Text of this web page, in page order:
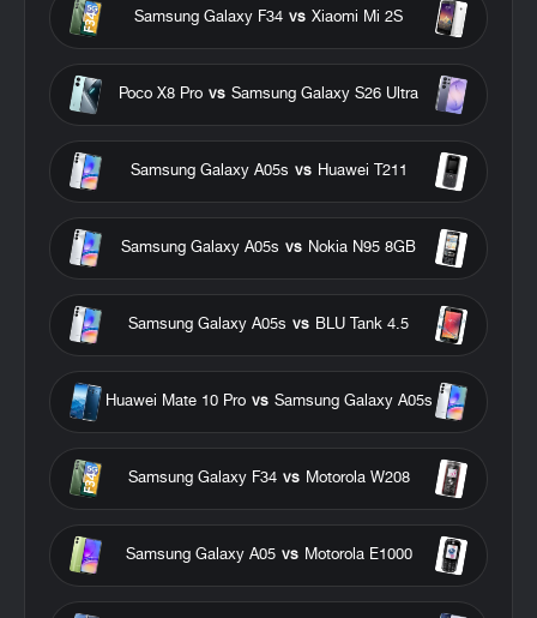
Xiaomi Mi 2S
vs
Samsung Galaxy F34
Samsung Galaxy S26 Ultra
vs
Poco X8 Pro
Huawei T211
vs
Samsung Galaxy A05s
Nokia N95 8GB
vs
Samsung Galaxy A05s
BLU Tank 4.5
vs
Samsung Galaxy A05s
Samsung Galaxy A05s
vs
Huawei Mate 10 Pro
Motorola W208
vs
Samsung Galaxy F34
Motorola E1000
vs
Samsung Galaxy A05